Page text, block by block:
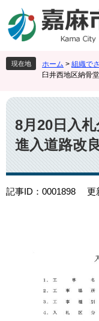
ジ
先
頭
。
ュ
を
飛
て
本
文
へ
現在地 ホーム > 組織で
臼井西地区納骨
本
文
8月20日入
進入道路改
記事ID：0001898 更